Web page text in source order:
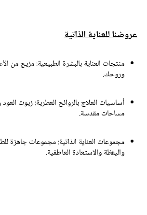
عروضنا للعناية الذاتية
منتجات العناية بالبشرة الطبيعية:مزيج من
وروحك.
أساسيات العلاج بالروائح العطرية:زيوت العود
مساحات مقدسة.
مجموعات العناية الذاتية:مجموعات جاهزة
واليقظة والاستعادة العاطفية.